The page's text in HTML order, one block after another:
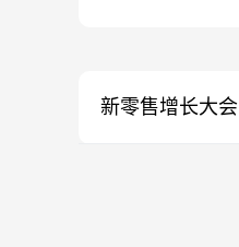
新零售增长大会